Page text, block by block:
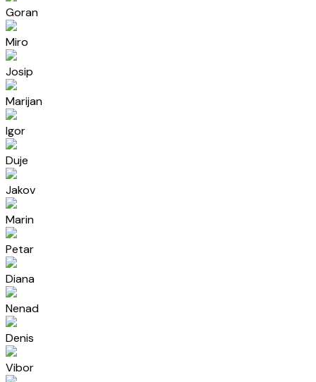
Goran
Miro
Josip
Marijan
Igor
Duje
Jakov
Marin
Petar
Diana
Nenad
Denis
Vibor